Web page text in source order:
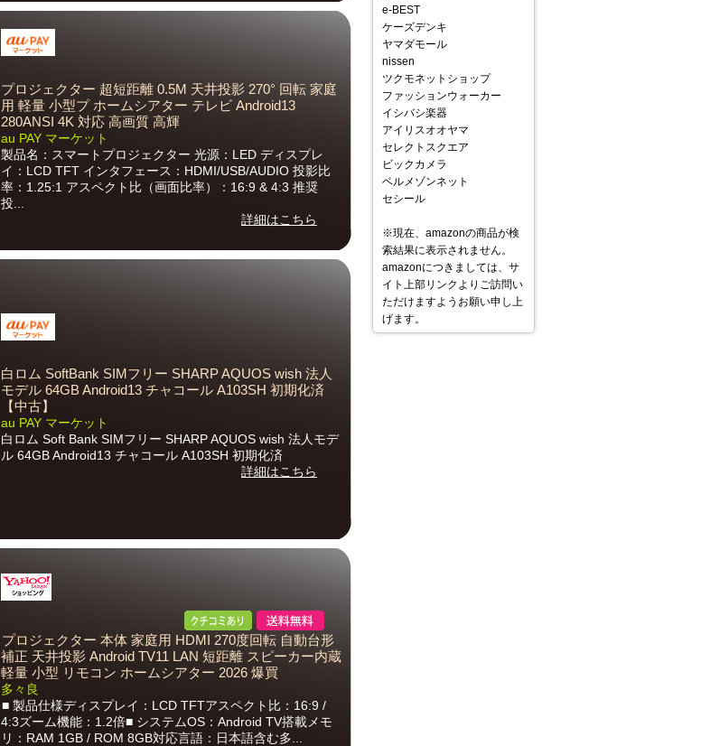
プロジェクター 超短距離 0.5M 天井投影 270° 回転 家庭
用 軽量 小型プ ホームシアター テレビ Android13
280ANSI 4K 対応 高画質 高輝
au PAY マーケット
製品名：スマートプロジェクター 光源：LED ディスプレ
イ：LCD TFT インタフェース：HDMI/USB/AUDIO 投影比
率：1.25:1 アスペクト比（画面比率）：16:9 & 4:3 推奨
投...
詳細はこちら
白ロム SoftBank SIMフリー SHARP AQUOS wish 法人
モデル 64GB Android13 チャコール A103SH 初期化済
【中古】
au PAY マーケット
白ロム Soft Bank SIMフリー SHARP AQUOS wish 法人モデ
ル 64GB Android13 チャコール A103SH 初期化済
詳細はこちら
プロジェクター 本体 家庭用 HDMI 270度回転 自動台形
補正 天井投影 Android TV11 LAN 短距離 スピーカー内蔵
軽量 小型 リモコン ホームシアター 2026 爆買
多々良
■ 製品仕様ディスプレイ：LCD TFTアスペクト比：16:9 /
4:3ズーム機能：1.2倍■ システムOS：Android TV搭載メモ
リ：RAM 1GB / ROM 8GB対応言語：日本語含む多...
e-BEST
ケーズデンキ
ヤマダモール
nissen
ツクモネットショップ
ファッションウォーカー
イシバシ楽器
アイリスオオヤマ
セレクトスクエア
ビックカメラ
ベルメゾンネット
セシール
※現在、amazonの商品が検
索結果に表示されません。
amazonにつきましては、サ
イト上部リンクよりご訪問い
ただけますようお願い申し上
げます。